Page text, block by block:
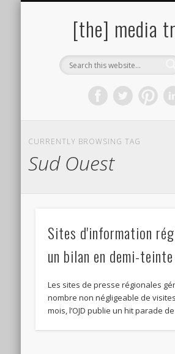
[the] media
CURRENTLY BROWSING TAG
Sud Ouest
Sites d'information
un bilan en demi-teinte
Les sites de presse régionales
nombre non négligeable de
mois, l’OJD publie un hit parade